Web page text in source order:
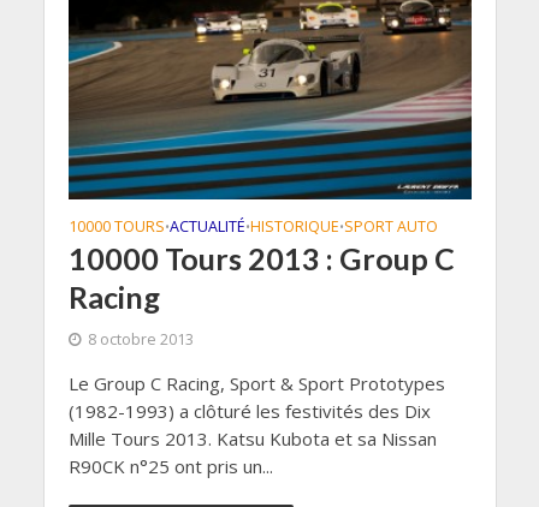
10000 TOURS•ACTUALITÉ•HISTORIQUE•SPORT AUTO
10000 Tours 2013 : Group C
Racing
8 octobre 2013
Le Group C Racing, Sport & Sport Prototypes
(1982-1993) a clôturé les festivités des Dix
Mille Tours 2013. Katsu Kubota et sa Nissan
R90CK n°25 ont pris un...